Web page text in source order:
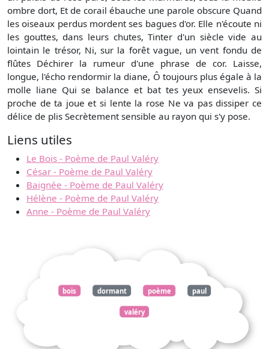
ombre dort, Et de corail ébauche une parole obscure Quand
les oiseaux perdus mordent ses bagues d'or. Elle n'écoute ni
les gouttes, dans leurs chutes, Tinter d'un siècle vide au
lointain le trésor, Ni, sur la forêt vague, un vent fondu de
flûtes Déchirer la rumeur d'une phrase de cor. Laisse,
longue, l'écho rendormir la diane, Ô toujours plus égale à la
molle liane Qui se balance et bat tes yeux ensevelis. Si
proche de ta joue et si lente la rose Ne va pas dissiper ce
délice de plis Secrètement sensible au rayon qui s'y pose.
Liens utiles
Le Bois - Poème de Paul Valéry
César - Poème de Paul Valéry
Baignée - Poème de Paul Valéry
Hélène - Poème de Paul Valéry
Anne - Poème de Paul Valéry
bois dormant poème paul
valéry